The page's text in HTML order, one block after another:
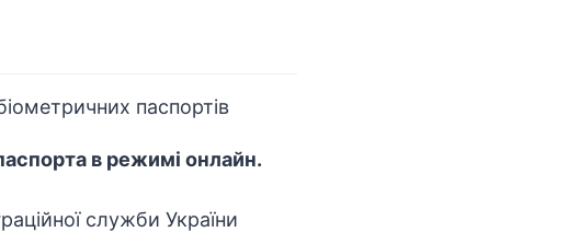
в режимі онлайн.
служби України